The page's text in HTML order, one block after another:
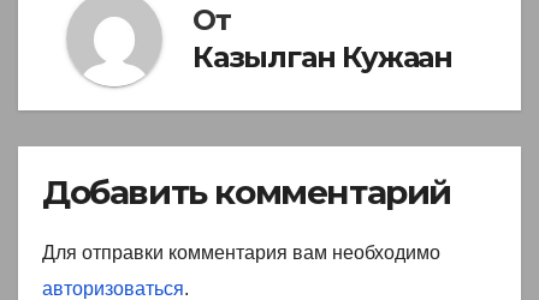
От
Казылган Кужаан
Добавить комментарий
Для отправки комментария вам необходимо
авторизоваться.